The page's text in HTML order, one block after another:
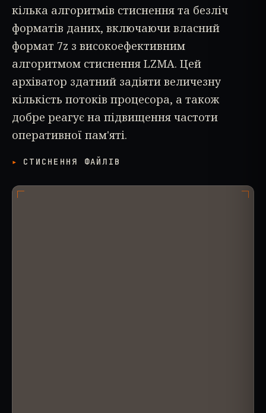
кілька алгоритмів стиснення та безліч
форматів даних, включаючи власний
формат 7z з високоефективним
алгоритмом стиснення LZMA. Цей
архіватор здатний задіяти величезну
кількість потоків процесора, а також
добре реагує на підвищення частоти
оперативної пам'яті.
СТИСНЕННЯ ФАЙЛІВ